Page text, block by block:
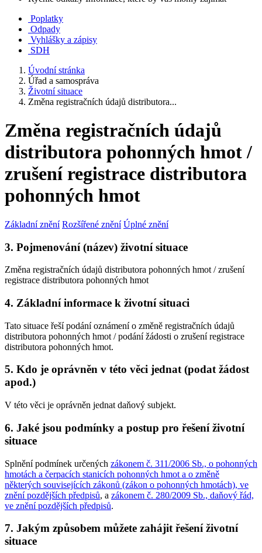
Poplatky
Odpady
Vyhlášky a zápisy
SDH
Úvodní stránka
Úřad a samospráva
Životní situace
Změna registračních údajů distributora...
Změna registračních údajů
distributora pohonných hmot /
zrušení registrace distributora
pohonných hmot
Základní znění Rozšířené znění Úplné znění
3. Pojmenování (název) životní situace
Změna registračních údajů distributora pohonných hmot / zrušení
registrace distributora pohonných hmot
4. Základní informace k životní situaci
Tato situace řeší podání oznámení o změně registračních údajů
distributora pohonných hmot / podání žádosti o zrušení registrace
distributora pohonných hmot.
5. Kdo je oprávněn v této věci jednat (podat žádost
apod.)
V této věci je oprávněn jednat daňový subjekt.
6. Jaké jsou podmínky a postup pro řešení životní
situace
Splnění podmínek určených zákonem č. 311/2006 Sb., o pohonných
hmotách a čerpacích stanicích pohonných hmot a o změně
některých souvisejících zákonů (zákon o pohonných hmotách), ve
znění pozdějších předpisů, a zákonem č. 280/2009 Sb., daňový řád,
ve znění pozdějších předpisů.
7. Jakým způsobem můžete zahájit řešení životní
situace